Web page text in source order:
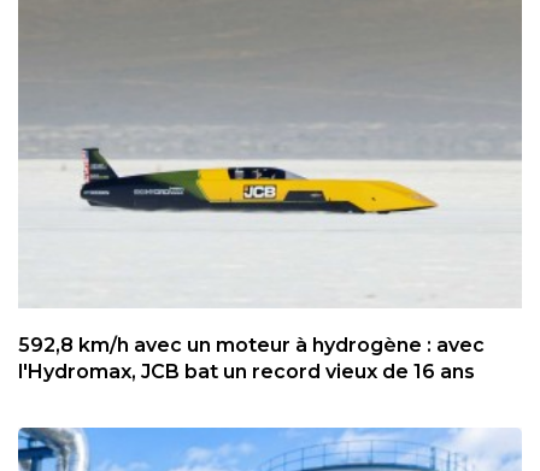
592,8 km/h avec un moteur à hydrogène : avec
l'Hydromax, JCB bat un record vieux de 16 ans